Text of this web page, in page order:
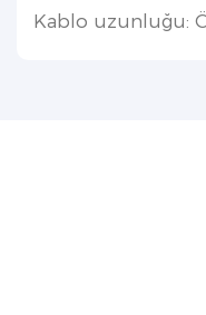
Kablo uzunluğu: